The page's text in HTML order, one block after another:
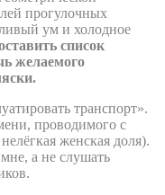
прогулочных
ум и холодное
список
желаемого
транспорт».
проводимого с
женская доля).
а не слушать